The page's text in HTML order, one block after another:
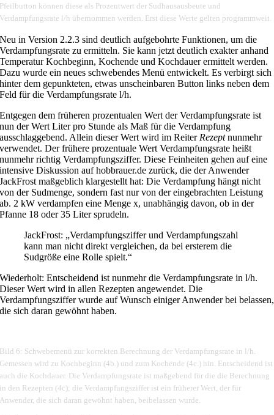
Pfeilbutton können diese als Prozentwert der Sudhausausbeute und
Verdampfungsrate l/h übernommen werden. Erst diese Werte gelten programmweit.
Neu in Version 2.2.3 sind deutlich aufgebohrte Funktionen, um die
Verdampfungsrate zu ermitteln. Sie kann jetzt deutlich exakter anhand
Temperatur Kochbeginn, Kochende und Kochdauer ermittelt werden.
Dazu wurde ein neues schwebendes Menü entwickelt. Es verbirgt sich
hinter dem gepunkteten, etwas unscheinbaren Button links neben dem
Feld für die Verdampfungsrate l/h.
Entgegen dem früheren prozentualen Wert der Verdampfungsrate ist
nun der Wert Liter pro Stunde als Maß für die Verdampfung
ausschlaggebend. Allein dieser Wert wird im Reiter Rezeptnunmehr
verwendet. Der frühere prozentuale Wert Verdampfungsrate heißt
nunmehr richtig Verdampfungsziffer. Diese Feinheiten gehen auf eine
intensive Diskussion auf hobbrauer.de zurück, die der Anwender
JackFrost maßgeblich klargestellt hat: Die Verdampfung hängt nicht
von der Sudmenge, sondern fast nur von der eingebrachten Leistung
ab. 2 kW verdampfen eine Menge x, unabhängig davon, ob in der
Pfanne 18 oder 35 Liter sprudeln.
JackFrost: „Verdampfungsziffer und Verdampfungszahl
kann man nicht direkt vergleichen, da bei ersterem die
Sudgröße eine Rolle spielt.“
Wiederholt: Entscheidend ist nunmehr die Verdampfungsrate in l/h.
Dieser Wert wird in allen Rezepten angewendet. Die
Verdampfungsziffer wurde auf Wunsch einiger Anwender bei belassen,
die sich daran gewöhnt haben.
Bild 6: Schwebemenü zur korrekten Berechnung der Verdampfungsrate in l/h.
Gemessen wird zu Kochbeginn (4b.) und zum Kochende (4c.) hin. Entscheidend ist
auch die Kochdauer. Die Verdampfungsrate ist maßgebend für die die Berechnung
in den Rezepten (4c); die Verdampfungsziffer ist ein früherer Wert, der für
Anwender, die sich daran gewöhnt haben, beibelassen wurde.